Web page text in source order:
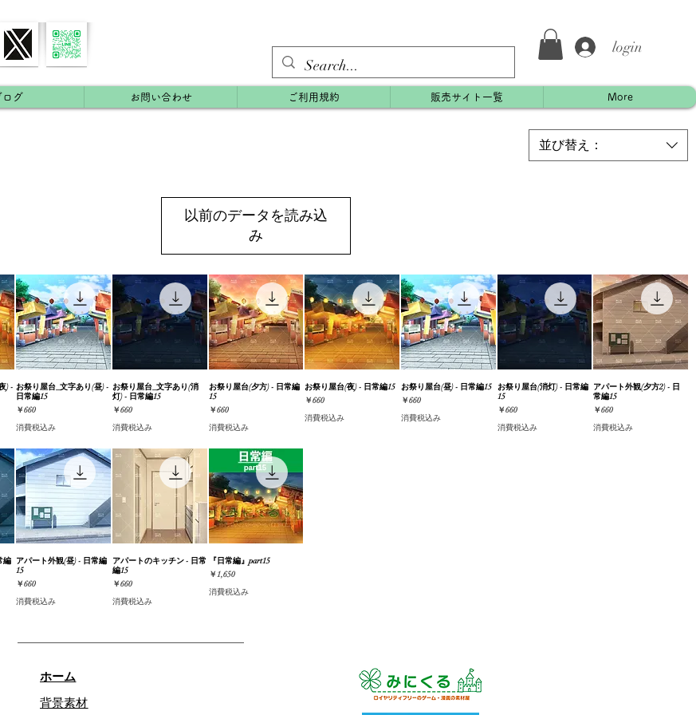
login
ログ お問い合わせ ご利用規約 販売サイト一覧 More
並び替え：
以前のデータを読み込
み
) -
クイックビュー
お祭り屋台_文字あり(昼) -
日常編15
価格
￥660
消費税込み
クイックビュー
お祭り屋台_文字あり(消
灯) - 日常編15
価格
￥660
消費税込み
クイックビュー
お祭り屋台(夕方) - 日常編
15
価格
￥660
消費税込み
クイックビュー
お祭り屋台(夜) - 日常編15
価格
￥660
消費税込み
クイックビュー
お祭り屋台(昼) - 日常編15
価格
￥660
消費税込み
クイックビュー
お祭り屋台(消灯) - 日常編
15
価格
￥660
消費税込み
クイックビュー
アパート外観(夕方2) - 日
常編15
価格
￥660
消費税込み
編
クイックビュー
アパート外観(昼) - 日常編
15
価格
￥660
消費税込み
クイックビュー
アパートのキッチン - 日常
編15
価格
￥660
消費税込み
クイックビュー
『日常編』part15
価格
￥1,650
消費税込み
ホーム
背景素材